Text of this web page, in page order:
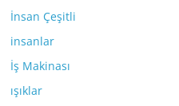
İnsan Çeşitli
insanlar
İş Makinası
ışıklar